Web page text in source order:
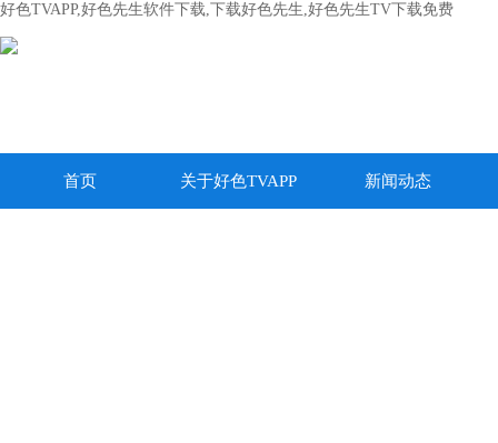
好色TVAPP,好色先生软件下载,下载好色先生,好色先生TV下载免费
首页 关于好色TVAPP 新闻动态